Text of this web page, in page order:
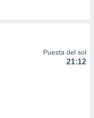
Puesta del sol
21:12